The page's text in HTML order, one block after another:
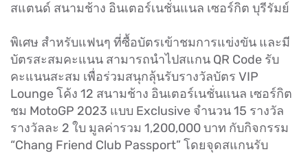
สแตนด์ สนามช้าง อินเตอร์เนชั่นแนล เซอร์กิต บุรีรัมย์
พิเศษ สำหรับแฟนๆ ที่ซื้อบัตรเข้าชมการแข่งขัน และมี
บัตรสะสมคะแนน สามารถนำไปสแกน QR Code รับ
คะแนนสะสม เพื่อร่วมสนุกลุ้นรับรางวัลบัตร VIP
Lounge โค้ง 12 สนามช้าง อินเตอร์เนชั่นแนล เซอร์กิต
ชม MotoGP 2023 แบบ Exclusive จำนวน 15 รางวัล
รางวัลละ 2 ใบ มูลค่ารวม 1,200,000 บาท กับกิจกรรม
“Chang Friend Club Passport” โดยจุดสแกนรับ